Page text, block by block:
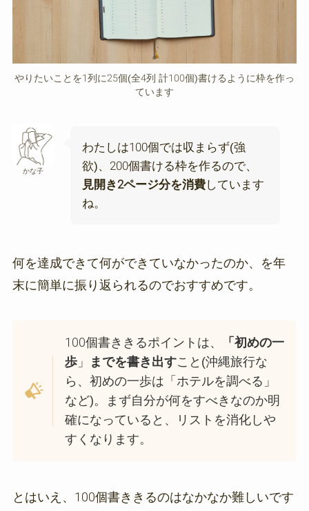
やりたいことを1列に25個(全4列 計100個)書けるように枠を作っ
ています
かな子
わたしは100個では収まらず(強
欲)、200個書ける枠を作るので、
見開き2ページ分を消費しています
ね。
何を達成できて何ができていなかったのか、を年
末に簡単に振り返られるのでおすすめです。
100個書ききるポイントは、
「初めの一
歩 」 までを書き出すこと(沖縄旅行な
ら、初めの一歩は「ホテルを調べる」
など)。まず自分が何をすべきなのか明
確になっていると、リストを消化しや
すくなります。
とはいえ、100個書ききるのはなかなか難しいです